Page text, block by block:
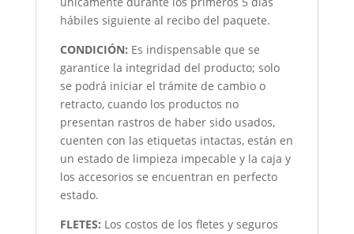
hábiles siguiente al recibo del paquete.
CONDICIÓN: Es indispensable que se
garantice la integridad del producto; solo
se podrá iniciar el trámite de cambio o
retracto, cuando los productos no
presentan rastros de haber sido usados,
cuenten con las etiquetas intactas, están en
un estado de limpieza impecable y la caja y
los accesorios se encuentran en perfecto
estado.
FLETES: Los costos de los fletes y seguros